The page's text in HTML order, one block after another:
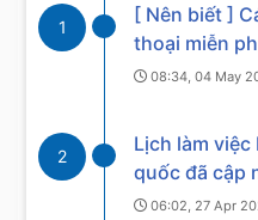
1
[ Nên biết ]
thoại miễn
08:34, 04 May
2
Lịch làm việc
quốc đã cập
06:02, 27 Apr